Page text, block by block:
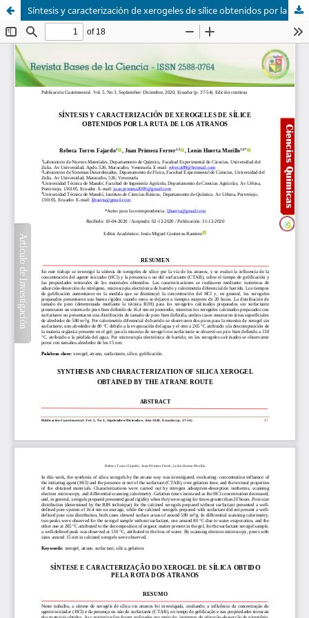
Síntesis y caracterización de xerogeles de sílice obtenidos por la ruta de los atranos